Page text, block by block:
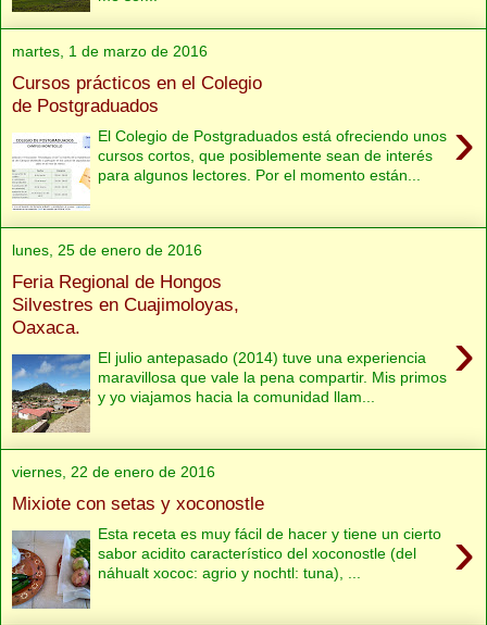
martes, 1 de marzo de 2016
Cursos prácticos en el Colegio
de Postgraduados
›
El Colegio de Postgraduados está ofreciendo unos
cursos cortos, que posiblemente sean de interés
para algunos lectores. Por el momento están...
lunes, 25 de enero de 2016
Feria Regional de Hongos
Silvestres en Cuajimoloyas,
Oaxaca.
›
El julio antepasado (2014) tuve una experiencia
maravillosa que vale la pena compartir. Mis primos
y yo viajamos hacia la comunidad llam...
viernes, 22 de enero de 2016
Mixiote con setas y xoconostle
›
Esta receta es muy fácil de hacer y tiene un cierto
sabor acidito característico del xoconostle (del
náhualt xococ: agrio y nochtl: tuna), ...